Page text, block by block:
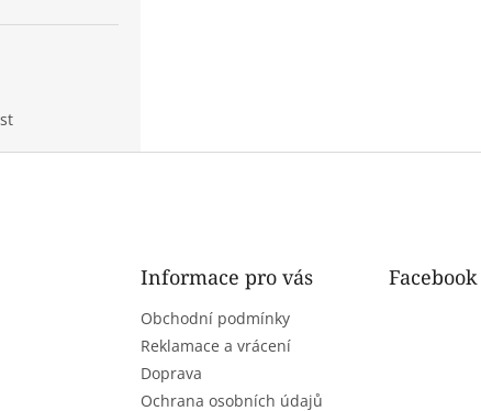
Informace pro vás
Obchodní podmínky
Reklamace a vrácení
Doprava
Ochrana osobních údajů
Facebook